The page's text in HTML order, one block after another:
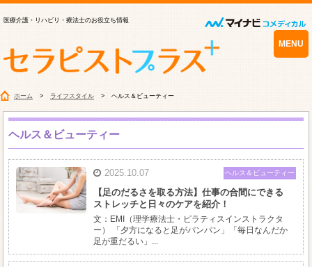
医療介護・リハビリ・療法士のお役立ち情報
MENU
ホーム ライフスタイル ヘルス＆ビューティー
ヘルス＆ビューティー
2025.10.07 ヘルス＆ビューティー
【足のだるさを取る方法】仕事の合間にできる
ストレッチと日々のケアを紹介！
文：EMI（理学療法士・ピラティスインストラクタ
ー） 「夕方になると足がパンパン」「毎日なんだか
足が重だるい」...